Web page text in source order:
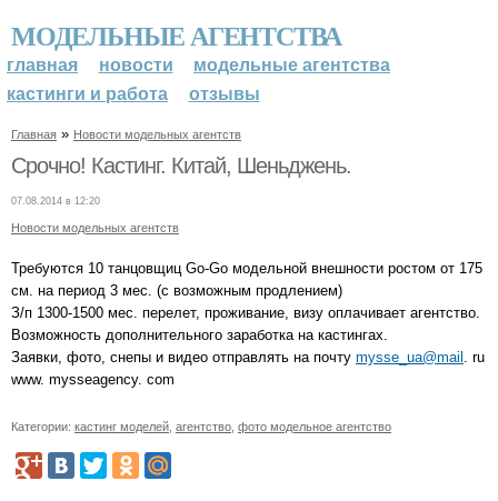
МОДЕЛЬНЫЕ АГЕНТСТВА
главная новости
модельные агентства
кастинги и работа
отзывы
Главная » Новости модельных агентств
Срочно! Кастинг. Китай, Шеньджень.
07.08.2014 в 12:20
Новости модельных агентств
Требуются 10 танцовщиц Go-Go модельной внешности ростом от 175
см. на период 3 мес. (с возможным продлением)
З/п 1300-1500 мес. перелет, проживание, визу оплачивает агентство.
Возможность дополнительного заработка на кастингах.
Заявки, фото, снепы и видео отправлять на почту mysse_ua@mail . ru
www. mysseagency. com
Категории: кастинг моделей агентство фото модельное агентство